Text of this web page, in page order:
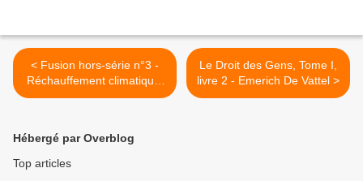
< Fusion hors-série n°3 -
Réchauffement climatique,
mythes et réalités
Le Droit des Gens, Tome I,
livre 2 - Emerich De Vattel >
Hébergé par Overblog
Top articles